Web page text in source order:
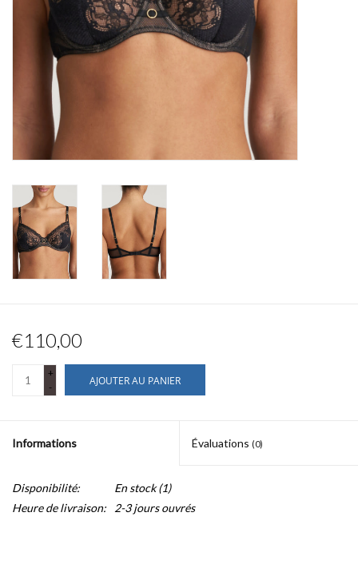
Cartes-cadeaux
€110,00
+
-
AJOUTER AU PANIER
Informations Évaluations (0)
Disponibilité: En stock(1)
Heure de livraison: 2-3 jours ouvrés